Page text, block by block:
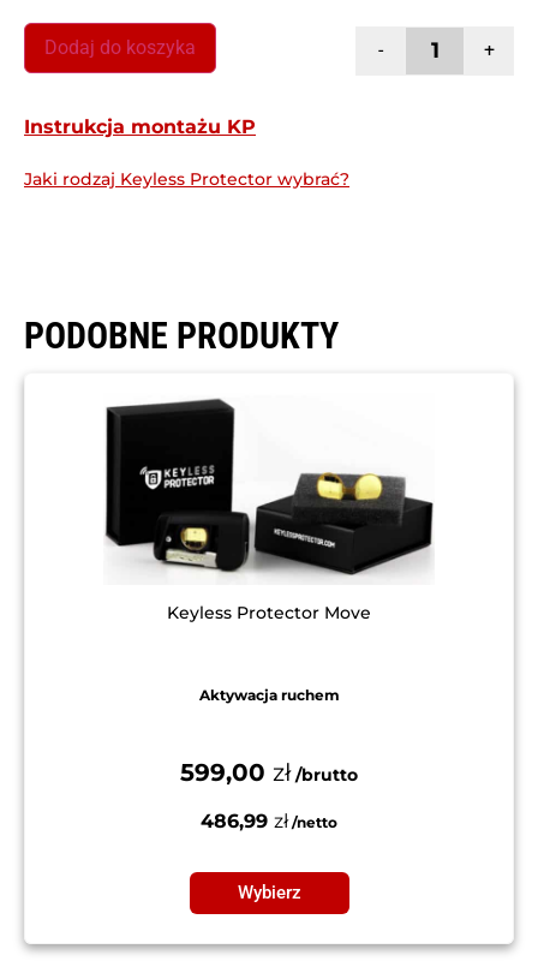
- +
Dodaj do koszyka
Instrukcja montażu KP
Jaki rodzaj Keyless Protector wybrać?
PODOBNE PRODUKTY
Keyless Protector Move
Aktywacja ruchem
599,00 zł
486,99 zł
Wybierz